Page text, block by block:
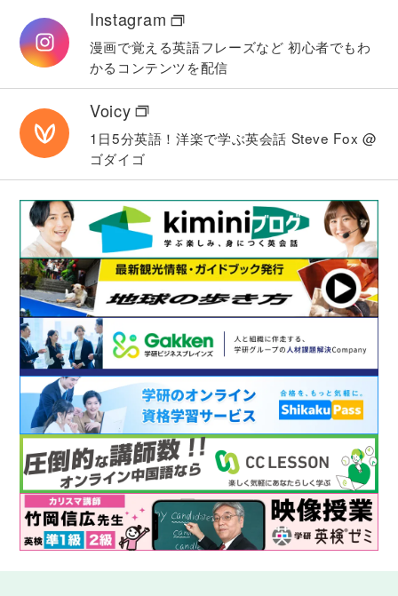
Lesson 43
建物２
「建物」をテーマに語彙・フレーズを学習
し、それらを使って講師と会話の練習を行い
ます。
Lesson 44
動物２
「動物」をテーマに語彙・フレーズを学習
し、それらを使って講師と会話の練習を行い
ます。
Lesson 45
町１
「町」をテーマに語彙・フレーズを学習し、
それらを使って講師と会話の練習を行いま
す。
Lesson 46
旅行２
「旅行」をテーマに語彙・フレーズを学習
し、それらを使って講師と会話の練習を行い
ます。
Lesson 47
田舎
「田舎」をテーマに語彙・フレーズを学習
し、それらを使って講師と会話の練習を行い
ます。
Lesson 48
「町」をテーマに語彙・フレーズを学習し、
Instagram
漫画で覚える英語フレーズなど 初心者でもわ
かるコンテンツを配信
Voicy
1日5分英語！洋楽で学ぶ英会話 Steve Fox @
ゴダイゴ